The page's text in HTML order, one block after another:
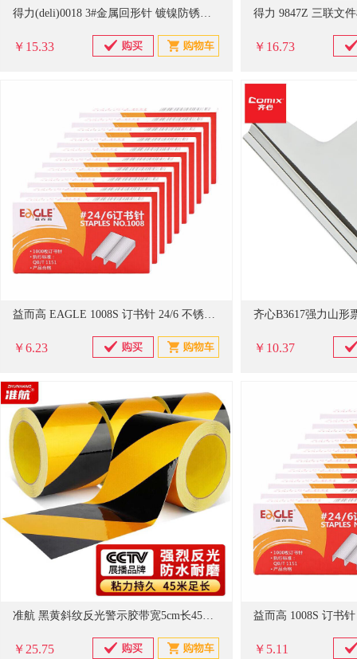
得力(deli)0018 3#金属回形针 镀镍防锈曲别针 100枚/盒 10盒装
￥15.33
得力 9847Z 三联文
￥16.73
益而高 EAGLE 1008S 订书针 24/6 不锈钢 1000个/盒 12盒/包
￥6.23 ￥10.37
准航 黑黄斜纹反光警示胶带宽5cm长45米安全警戒线隔离带地贴反光条
￥25.75
益而高 1008S 订书
￥5.11